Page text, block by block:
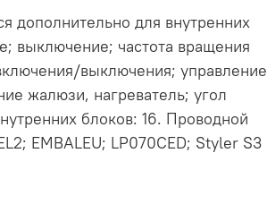
дополнительно для внутренних
выключение; частота вращения
выключения; управление
жалюзи, нагреватель; угол
блоков: 16. Проводной
EMBALEU; LP070CED; Styler S3